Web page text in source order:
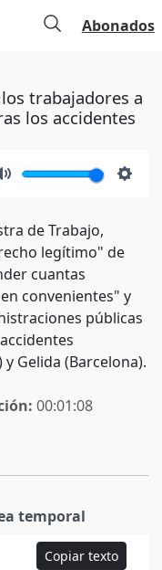
Abonados
trabajadores a
los accidentes
de Trabajo,
legítimo" de
cuantas
convenientes" y
públicas
Gelida (Barcelona).
00:01:08
temporal
Copiar texto